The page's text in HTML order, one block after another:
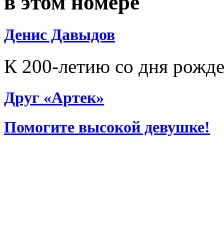
Денис Давыдов
К 200-летию со дня
Друг «Артек»
Помогите высокой девушке!